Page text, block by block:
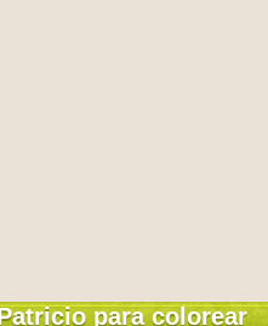
para colorear